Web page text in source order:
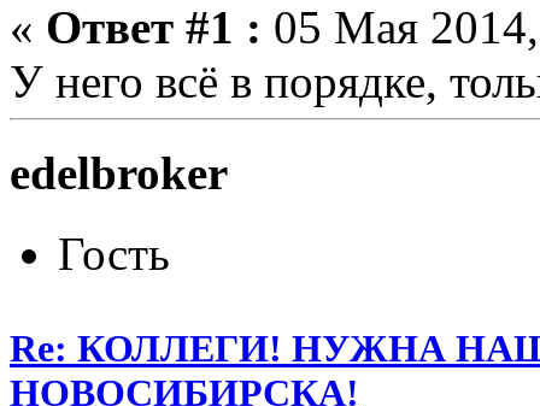
« Ответ #1 : 05 Мая
У него всё в порядке,
edelbroker
Гость
Re: КОЛЛЕГИ! НУЖНА
НОВОСИБИРСКА!